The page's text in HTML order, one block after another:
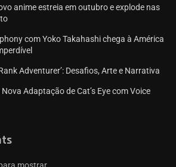
anime estreia em outubro e explode nas
com Yoko Takahashi chega à América
Adventurer’: Desafios, Arte e Narrativa
Adaptação de Cat’s Eye com Voice